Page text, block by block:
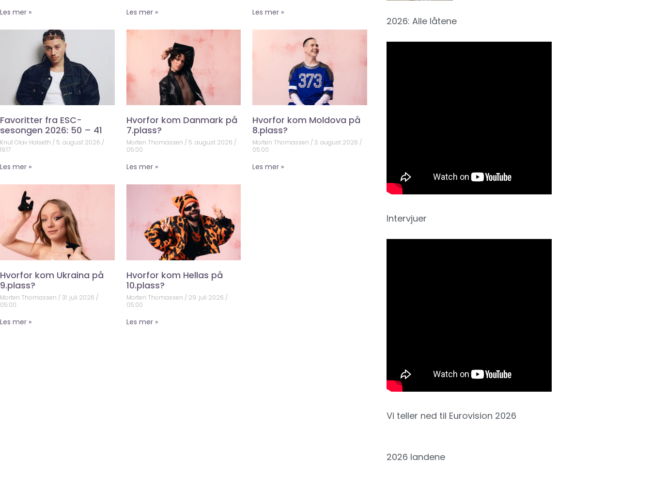
Les mer » Les mer » Les mer »
Favoritter fra ESC-
sesongen 2026: 50 – 41
Knut Olav Halseth
5. august 2026
19:17
Les mer »
Hvorfor kom Danmark på
7.plass?
Morten Thomassen
5. august 2026
05:00
Les mer »
Hvorfor kom Moldova på
8.plass?
Morten Thomassen
3. august 2026
05:00
Les mer »
Hvorfor kom Ukraina på
9.plass?
Morten Thomassen
31. juli 2026
05:00
Les mer »
Hvorfor kom Hellas på
10.plass?
Morten Thomassen 29. juli 2026
05:00
Les mer »
2026: Alle låtene
Intervjuer
Vi teller ned til Eurovision 2026
2026 landene